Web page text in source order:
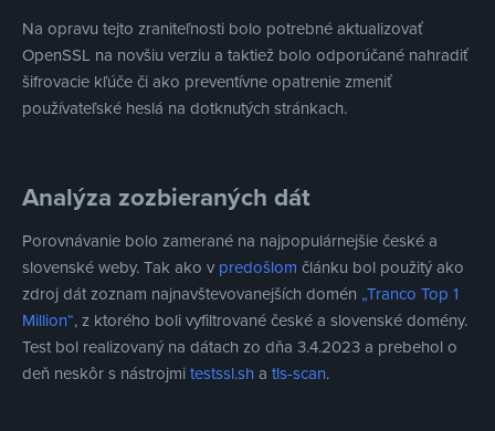
Na opravu tejto zraniteľnosti bolo potrebné aktualizovať
OpenSSL na novšiu verziu a taktiež bolo odporúčané nahradiť
šifrovacie kľúče či ako preventívne opatrenie zmeniť
používateľské heslá na dotknutých stránkach.
Analýza zozbieraných dát
Porovnávanie bolo zamerané na najpopulárnejšie české a
slovenské weby. Tak ako v predošlom článku bol použitý ako
zdroj dát zoznam najnavštevovanejších domén „Tranco Top 1
Million“, z ktorého boli vyfiltrované české a slovenské domény.
Test bol realizovaný na dátach zo dňa 3.4.2023 a prebehol o
deň neskôr s nástrojmitestssl.sha tls-scan.